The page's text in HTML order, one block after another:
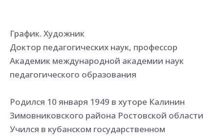
График. Художник
Доктор педагогических наук, профессор
Академик международной академии наук
педагогического образования
Родился 10 января 1949 в хуторе Калинин
Зимовниковского района Ростовской области
Учился в кубанском государственном